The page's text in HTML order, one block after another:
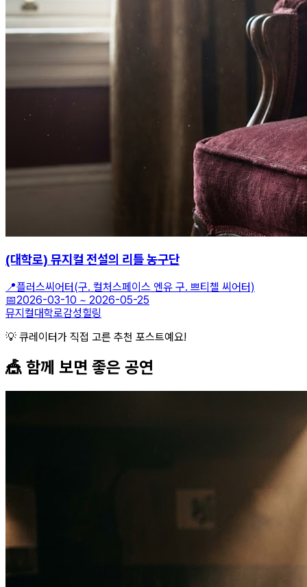
(대학로) 뮤지컬 전설의 리틀 농구단
📍플러스씨어터(구. 컬처스페이스 엔유 구. 쁘티첼 씨어터)
📅2026-03-10 ~ 2026-05-25
뮤지컬대학로감성힐링
💡 큐레이터가 직접 고른 추천 포스트예요!
🎪 함께 보면 좋은 공연